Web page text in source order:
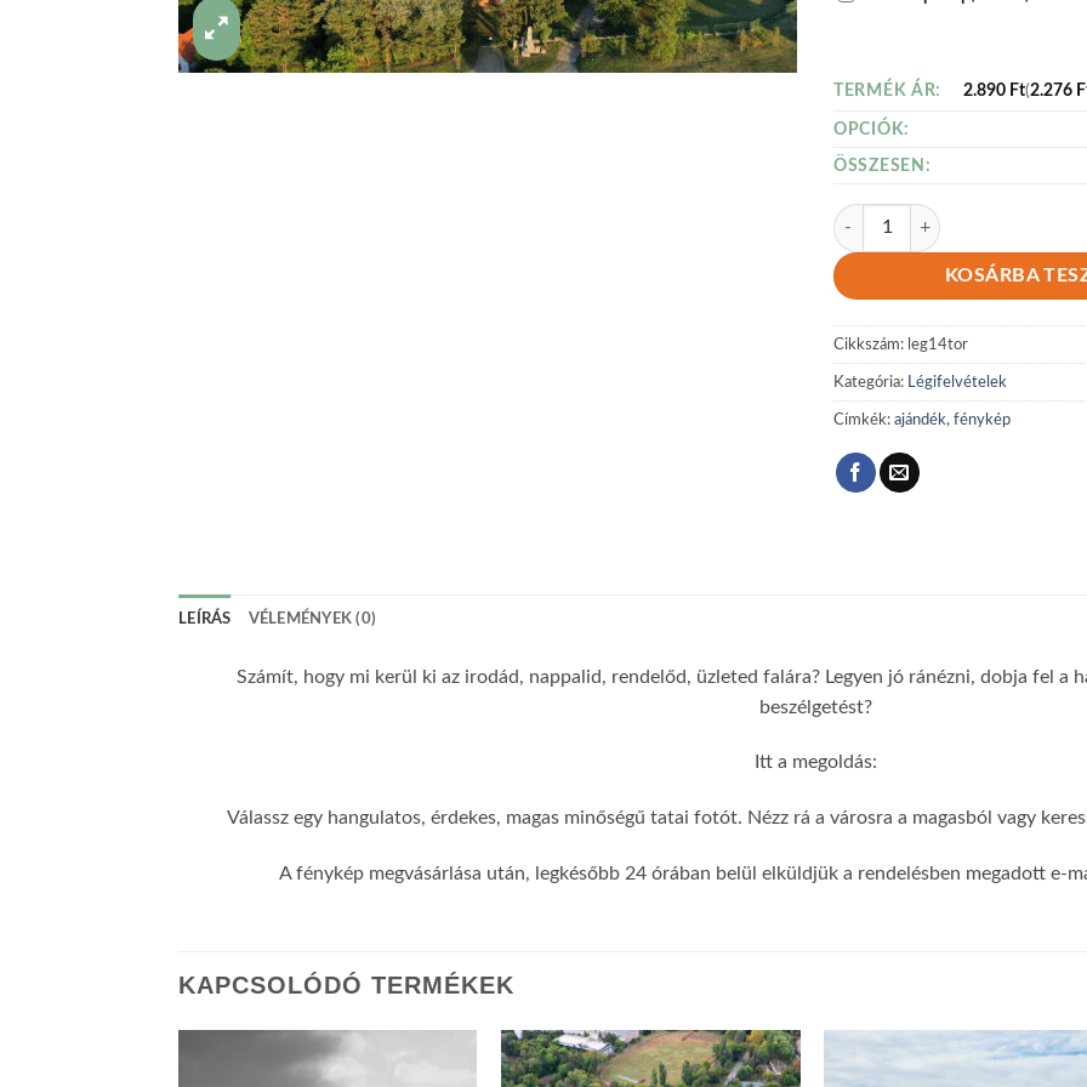
TERMÉK ÁR: 2.890 Ft(2.276
OPCIÓK:
ÖSSZESEN:
Légi 14 mennyiség
KOSÁRBA
Cikkszám: leg14tor
Kategória: Légifelvételek
Címkék: ajándék, fénykép
LEÍRÁS VÉLEMÉNYEK (0)
Számít, hogy mi kerül ki az irodád, nappalid, rendelőd, üzleted falára? Legyen jó ránézni, dobja fel a
beszélgetést?
Itt a megoldás:
Válassz egy hangulatos, érdekes, magas minőségű tatai fotót. Nézz rá a városra a magasból vagy
A fénykép megvásárlása után, legkésőbb 24 órában belül elküldjük a rendelésben megadott e-
KAPCSOLÓDÓ TERMÉKEK